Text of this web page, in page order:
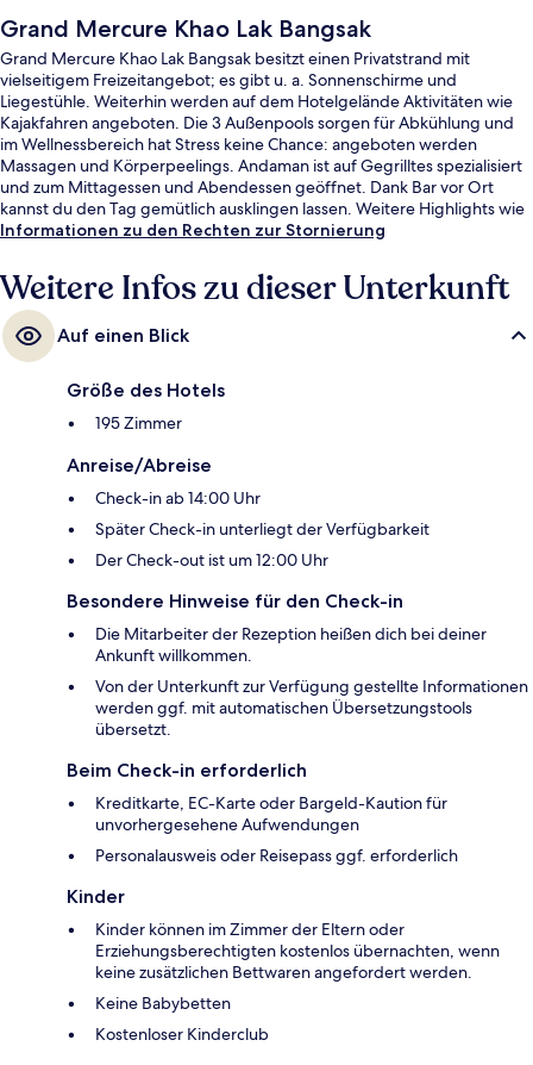
Grand Mercure Khao Lak Bangsak
Grand Mercure Khao Lak Bangsak besitzt einen Privatstrand mit
vielseitigem Freizeitangebot; es gibt u. a. Sonnenschirme und
Liegestühle. Weiterhin werden auf dem Hotelgelände Aktivitäten wie
Kajakfahren angeboten. Die 3 Außenpools sorgen für Abkühlung und
im Wellnessbereich hat Stress keine Chance: angeboten werden
Massagen und Körperpeelings. Andaman ist auf Gegrilltes spezialisiert
und zum Mittagessen und Abendessen geöffnet. Dank Bar vor Ort
kannst du den Tag gemütlich ausklingen lassen. Weitere Highlights wie
ein kostenloser Kinderclub, eine Poolbar und Fitnessmöglichkeiten
Informationen zu den Rechten zur Stornierung
Weitere Infos zu dieser Unterkunft
Auf einen Blick
Größe des Hotels
195 Zimmer
Anreise/Abreise
Check-in ab 14:00 Uhr
Später Check-in unterliegt der Verfügbarkeit
Der Check-out ist um 12:00 Uhr
Besondere Hinweise für den Check-in
Die Mitarbeiter der Rezeption heißen dich bei deiner
Ankunft willkommen.
Von der Unterkunft zur Verfügung gestellte Informationen
werden ggf. mit automatischen Übersetzungstools
übersetzt.
Beim Check-in erforderlich
Kreditkarte, EC-Karte oder Bargeld-Kaution für
unvorhergesehene Aufwendungen
Personalausweis oder Reisepass ggf. erforderlich
Kinder
Kinder können im Zimmer der Eltern oder
Erziehungsberechtigten kostenlos übernachten, wenn
keine zusätzlichen Bettwaren angefordert werden.
Keine Babybetten
Kostenloser Kinderclub